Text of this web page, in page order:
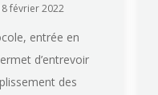
février 2022
entrée en
d’entrevoir
des